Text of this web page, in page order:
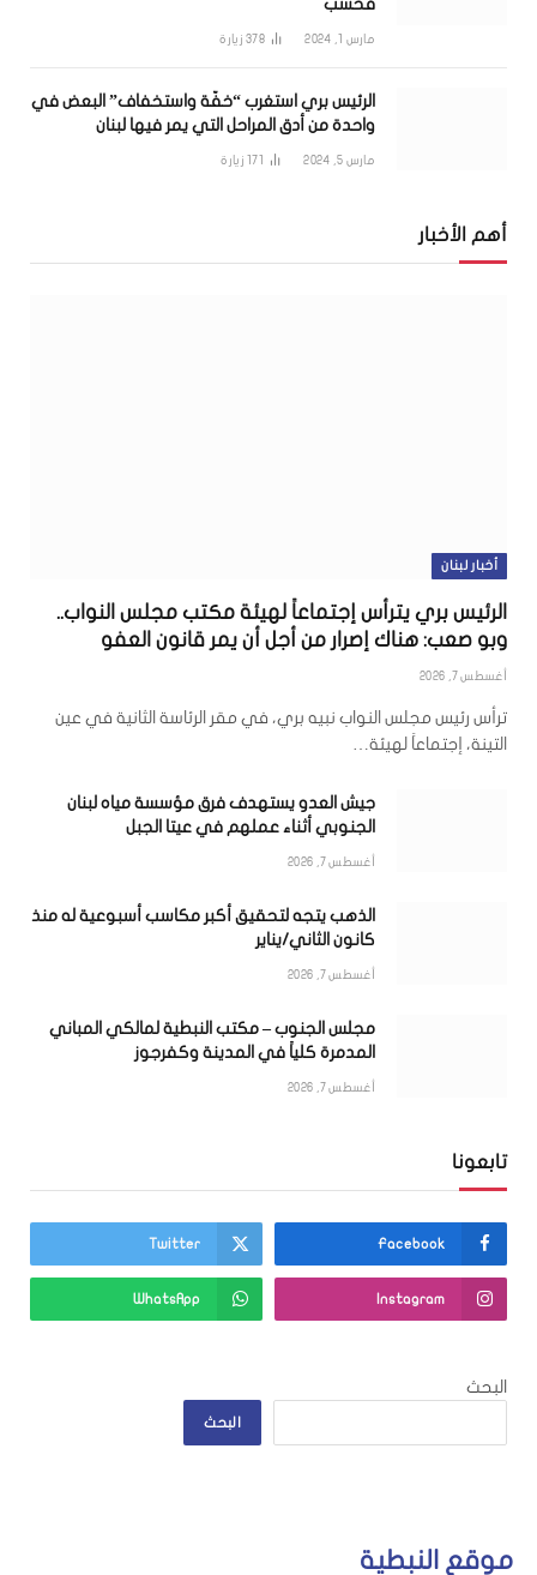
فحسب
مارس 1, 2024 378 زيارة
الرئيس بري استغرب “خفّة واستخفاف” البعض في
واحدة من أدق المراحل التي يمر فيها لبنان
مارس 5, 2024 171 زيارة
أهم الأخبار
أخبار لبنان
الرئيس بري يترأس إجتماعاً لهيئة مكتب مجلس النواب..
وبو صعب: هناك إصرار من أجل أن يمر قانون العفو
أغسطس 7, 2026
ترأس رئيس مجلس النواب نبيه بري، في مقر الرئاسة الثانية في عين
التينة، إجتماعاً لهيئة…
جيش العدو يستهدف فرق مؤسسة مياه لبنان
الجنوبي أثناء عملهم في عيتا الجبل
أغسطس 7, 2026
الذهب يتجه لتحقيق أكبر مكاسب أسبوعية له منذ
كانون الثاني/يناير
أغسطس 7, 2026
مجلس الجنوب – مكتب النبطية لمالكي المباني
المدمرة كلياً في المدينة وكفرجوز
أغسطس 7, 2026
تابعونا
Facebook
Twitter
Instagram
WhatsApp
البحث
البحث
موقع النبطية